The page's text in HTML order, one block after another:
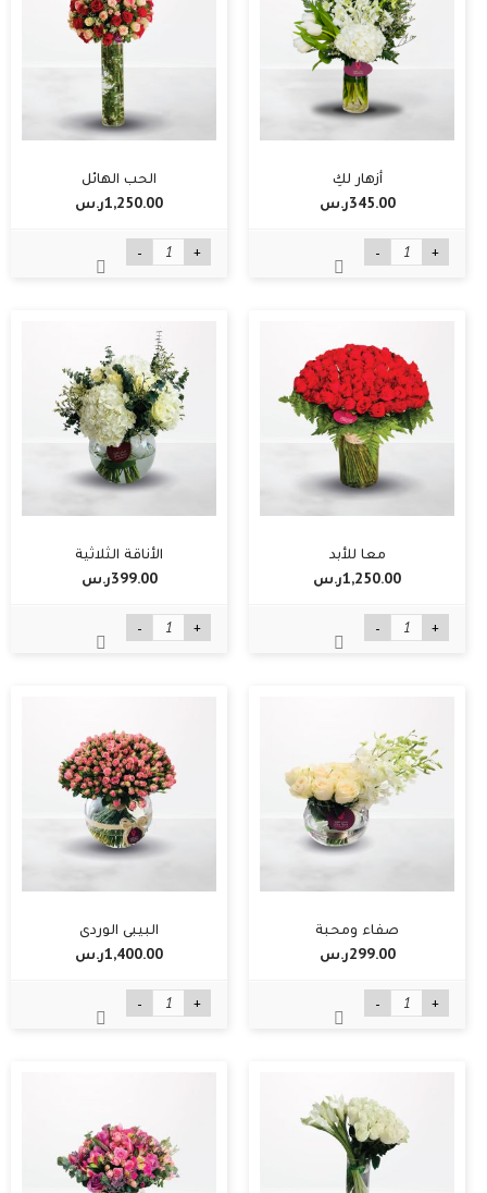
أزهار لكِ
345.00ر.س‏
- +
الحب الهائل
1,250.00ر.س‏
- +
معا للأبد
1,250.00ر.س‏
- +
الأناقة الثلاثية
399.00ر.س‏
- +
صفاء ومحبة
299.00ر.س‏
- +
البيبي الوردي
1,400.00ر.س‏
- +